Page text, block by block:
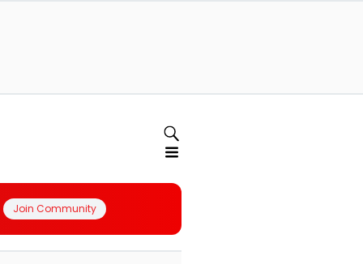
Join Community